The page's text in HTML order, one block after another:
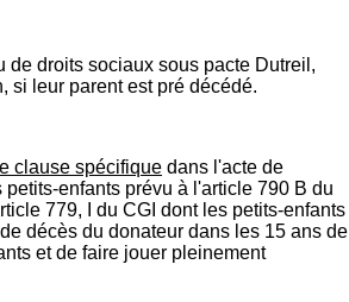
de droits sociaux sous pacte Dutreil,
si leur parent est pré décédé.
clause spécifique dans l'acte de
enfants prévu à l'article 790 B du
779, I du CGI dont les petits-enfants
décès du donateur dans les 15 ans de
et de faire jouer pleinement